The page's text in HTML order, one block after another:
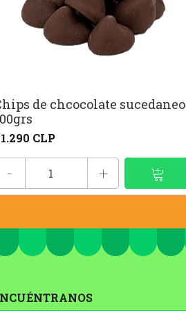
de chcocolate sucedaneo
CLP
- +